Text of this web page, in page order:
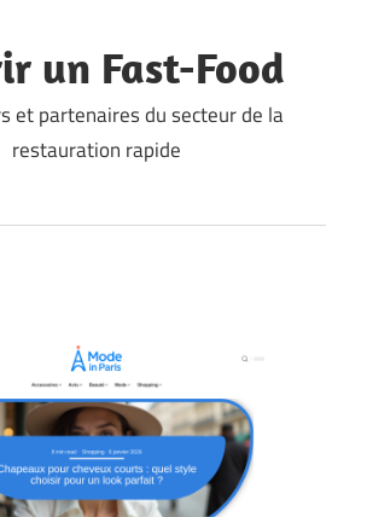
un Fast-Food
et partenaires du secteur de la
restauration rapide